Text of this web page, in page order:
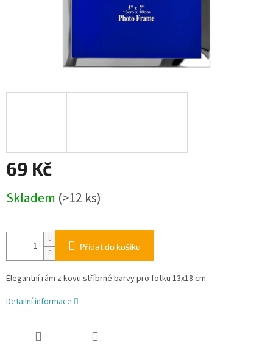
69 Kč
cena:
Skladem (>12 ks)
Přidat do košíku
Elegantní rám z kovu stříbrné barvy pro fotku 13x18 cm.
Detailní informace